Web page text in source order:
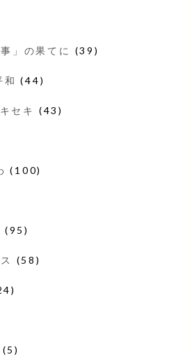
」の果てに (39)
和 (44)
セキ (43)
(100)
(95)
(58)
(5)